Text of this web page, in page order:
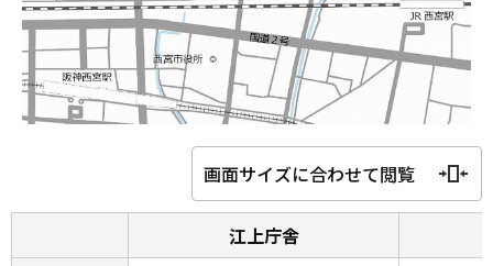
画面サイズに合わせて閲覧
江上庁舎